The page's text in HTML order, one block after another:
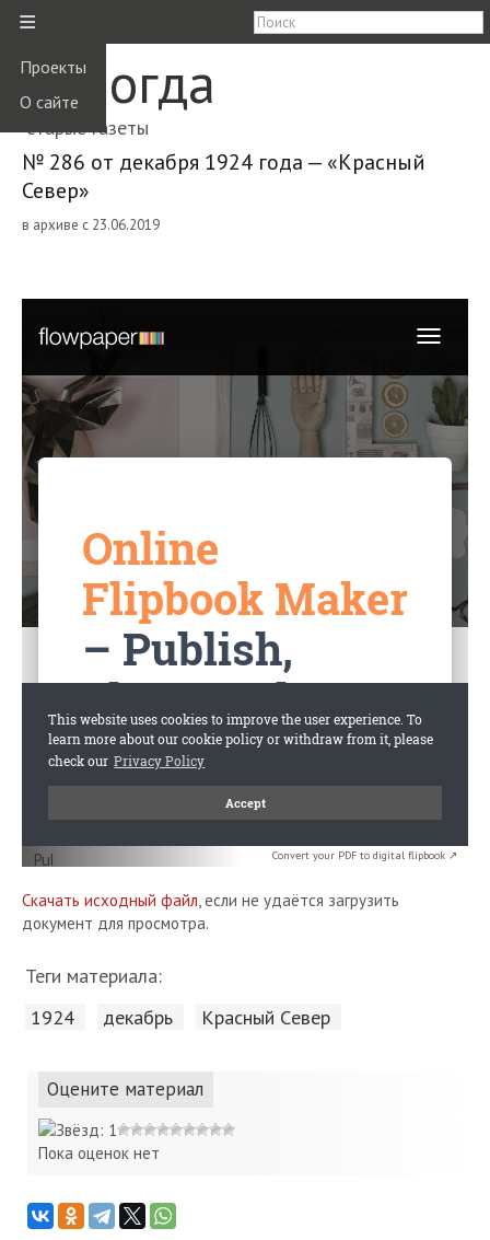
≡
Проекты
О сайте
Вологда
старые газеты
№ 286 от декабря 1924 года — «Красный
Север»
в архиве с 23.06.2019
Convert your PDF to digital flipbook ↗
Скачать исходный файл, если не удаётся загрузить
документ для просмотра.
Теги материала:
1924 декабрь Красный Cевер
Оцените материал
Пока оценок нет